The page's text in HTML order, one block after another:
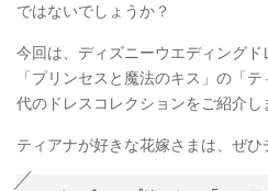
ではないでしょうか？
今回は、ディズニーウエディングド
「プリンセスと魔法のキス」の「
代のドレスコレクションをご紹介し
ティアナが好きな花嫁さまは、ぜ